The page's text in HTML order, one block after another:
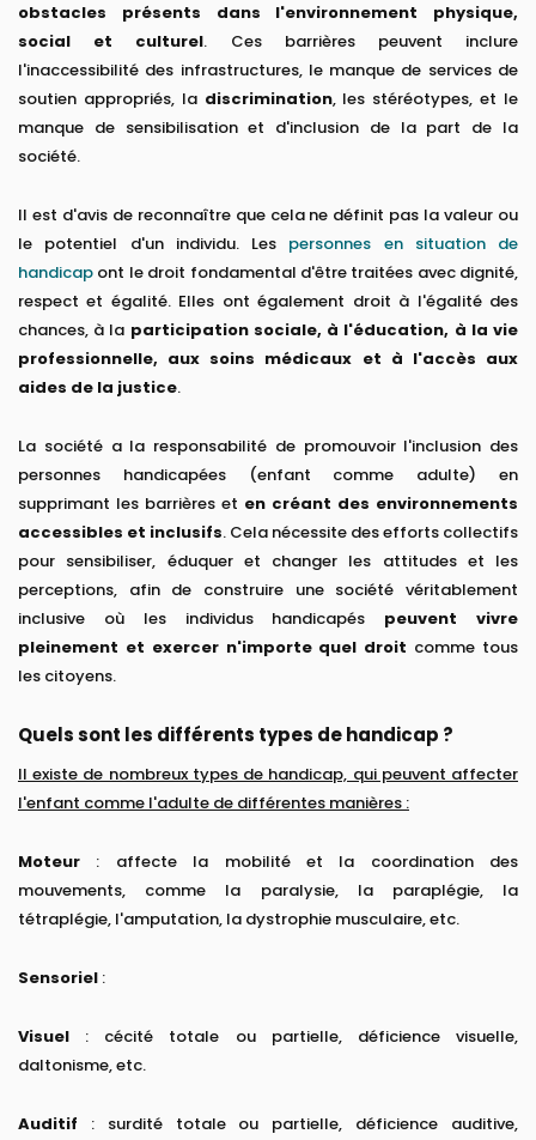
obstacles présents dans l'environnement physique,
social et culturel. Ces barrières peuvent inclure
l'inaccessibilité des infrastructures, le manque de services de
soutien appropriés, la discrimination, les stéréotypes, et le
manque de sensibilisation et d'inclusion de la part de la
société.
Il est d'avis de reconnaître que cela ne définit pas la valeur ou
le potentiel d'un individu. Les personnes en situation de
handicap ont le droit fondamental d'être traitées avec dignité,
respect et égalité. Elles ont également droit à l'égalité des
chances, à la participation sociale, à l'éducation, à la vie
professionnelle, aux soins médicaux et à l'accès aux
aides de la justice.
La société a la responsabilité de promouvoir l'inclusion des
personnes handicapées (enfant comme adulte) en
supprimant les barrières et en créant des environnements
accessibles et inclusifs. Cela nécessite des efforts collectifs
pour sensibiliser, éduquer et changer les attitudes et les
perceptions, afin de construire une société véritablement
inclusive où les individus handicapés peuvent vivre
pleinement et exercer n'importe quel droit comme tous
les citoyens.
Quels sont les différents types de handicap ?
Il existe de nombreux types de handicap, qui peuvent affecter
l'enfant comme l'adulte de différentes manières :
Moteur : affecte la mobilité et la coordination des
mouvements, comme la paralysie, la paraplégie, la
tétraplégie, l'amputation, la dystrophie musculaire, etc.
Sensoriel :
Visuel : cécité totale ou partielle, déficience visuelle,
daltonisme, etc.
Auditif : surdité totale ou partielle, déficience auditive,